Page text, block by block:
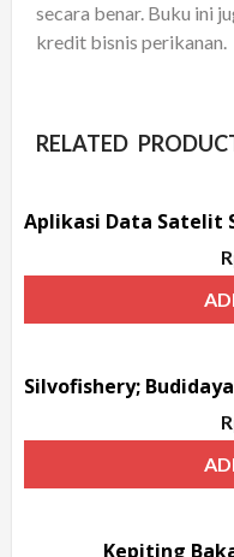
secara benar. Buku ini
kredit bisnis perikanan.
RELATED
Kepiting